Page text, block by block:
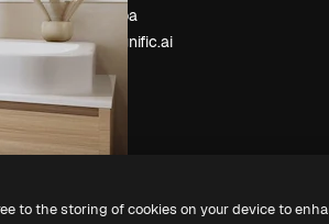
Sala stampa
Cerchi magnific.ai
to the storing of cookies on your device to